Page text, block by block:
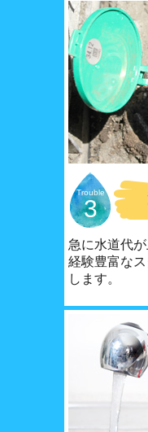
Trouble
3
急に水道代
経験豊富な
します。